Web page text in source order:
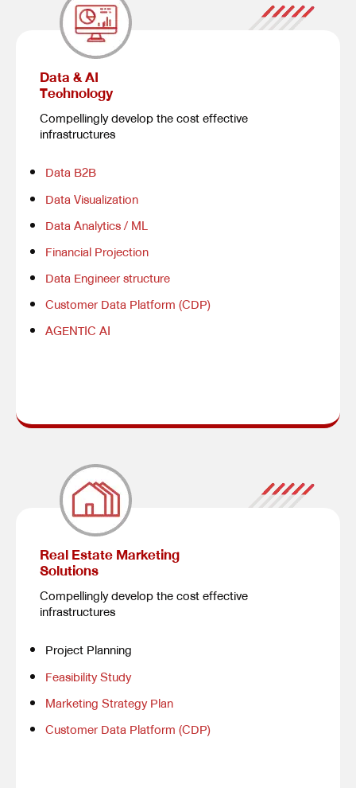
Data & AI
Technology
Compellingly develop the cost effective
infrastructures
Data B2B
Data Visualization
Data Analytics / ML
Financial Projection
Data Engineer structure
Customer Data Platform (CDP)
AGENTIC AI
Real Estate Marketing
Solutions
Compellingly develop the cost effective
infrastructures
Project Planning
Feasibility Study
Marketing Strategy Plan
Customer Data Platform (CDP)